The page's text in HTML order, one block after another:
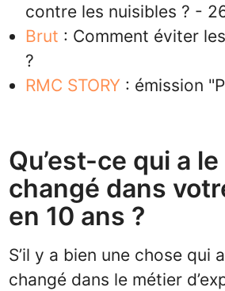
contre les nuisibles ? -
Brut : Comment éviter
?
RMC STORY : émission
Qu’est-ce qui a
changé dans
en 10 ans ?
S’il y a bien une chose qui
changé dans le métier